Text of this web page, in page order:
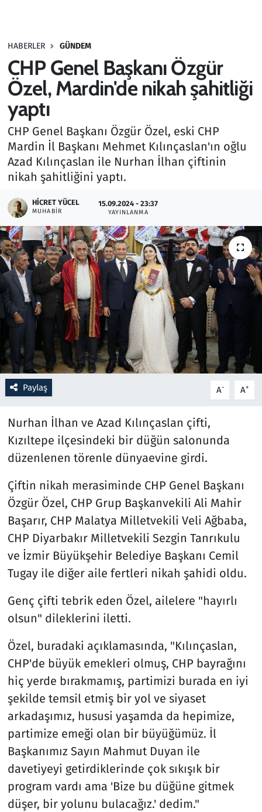
HABERLER GÜNDEM
CHP Genel Başkanı Özgür
Özel, Mardin'de nikah şahitliği
yaptı
CHP Genel Başkanı Özgür Özel, eski CHP
Mardin İl Başkanı Mehmet Kılınçaslan'ın oğlu
Azad Kılınçaslan ile Nurhan İlhan çiftinin
nikah şahitliğini yaptı.
HICRET YÜCEL
MUHABIR
15.09.2024 - 23:37
YAYINLANMA
Paylaş A- A+
Nurhan İlhan ve Azad Kılınçaslan çifti,
Kızıltepe ilçesindeki bir düğün salonunda
düzenlenen törenle dünyaevine girdi.
Çiftin nikah merasiminde CHP Genel Başkanı
Özgür Özel, CHP Grup Başkanvekili Ali Mahir
Başarır, CHP Malatya Milletvekili Veli Ağbaba,
CHP Diyarbakır Milletvekili Sezgin Tanrıkulu
ve İzmir Büyükşehir Belediye Başkanı Cemil
Tugay ile diğer aile fertleri nikah şahidi oldu.
Genç çifti tebrik eden Özel, ailelere "hayırlı
olsun" dileklerini iletti.
Özel, buradaki açıklamasında, "Kılınçaslan,
CHP'de büyük emekleri olmuş, CHP bayrağını
hiç yerde bırakmamış, partimizi burada en iyi
şekilde temsil etmiş bir yol ve siyaset
arkadaşımız, hususi yaşamda da hepimize,
partimize emeği olan bir büyüğümüz. İl
Başkanımız Sayın Mahmut Duyan ile
davetiyeyi getirdiklerinde çok sıkışık bir
program vardı ama 'Bize bu düğüne gitmek
düşer, bir yolunu bulacağız.' dedim."
Haber
Kültür Sanat
Kurumsal Haberler
Lezzet Durağı
Memur ve Kamu
Otomobil
Oyun
Ramazan
Resmi İlanlar
Rüya Tabirleri
Sağlık
Savunma Sanayi
Spor
Televizyon